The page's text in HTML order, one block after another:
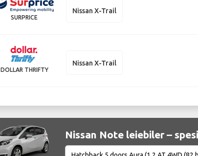
SURPRICE
Nissan X-Trail
DOLLAR THRIFTY
Nissan X-Trail
Nissan Note leiebiler –